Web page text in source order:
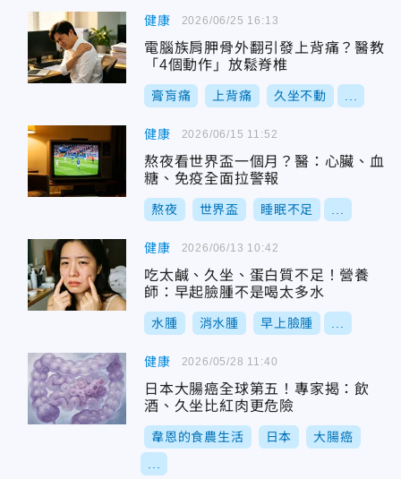
健康
電腦族肩胛骨外翻引發上背痛？醫教
「4個動作」放鬆脊椎
膏肓痛 上背痛 久坐不動
2026/06/25 16:13
健康
熬夜看世界盃一個月？醫：心臟、血
糖、免疫全面拉警報
熬夜 世界盃 睡眠不足
2026/06/15 11:52
健康
吃太鹹、久坐、蛋白質不足！營養
師：早起臉腫不是喝太多水
水腫 消水腫 早上臉腫
2026/06/13 10:42
健康
日本大腸癌全球第五！專家揭：飲
酒、久坐比紅肉更危險
韋恩的食農生活 日本 大腸癌
2026/05/28 11:40